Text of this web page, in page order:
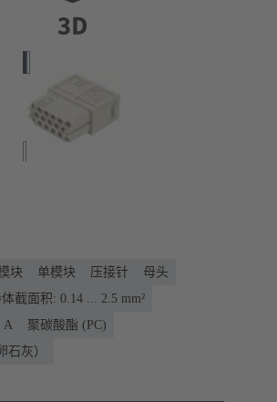
块 单模块 压接针
母头
截面积: 0.14 ... 2.5 mm²
A
聚碳酸酯 (PC)
石灰）